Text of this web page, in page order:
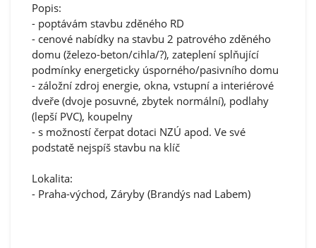
Popis:
- poptávám stavbu zděného RD
- cenové nabídky na stavbu 2 patrového zděného
domu (železo-beton/cihla/?), zateplení splňující
podmínky energeticky úsporného/pasivního domu
- záložní zdroj energie, okna, vstupní a interiérové
dveře (dvoje posuvné, zbytek normální), podlahy
(lepší PVC), koupelny
- s možností čerpat dotaci NZÚ apod. Ve své
podstatě nejspíš stavbu na klíč
Lokalita:
- Praha-východ, Záryby (Brandýs nad Labem)